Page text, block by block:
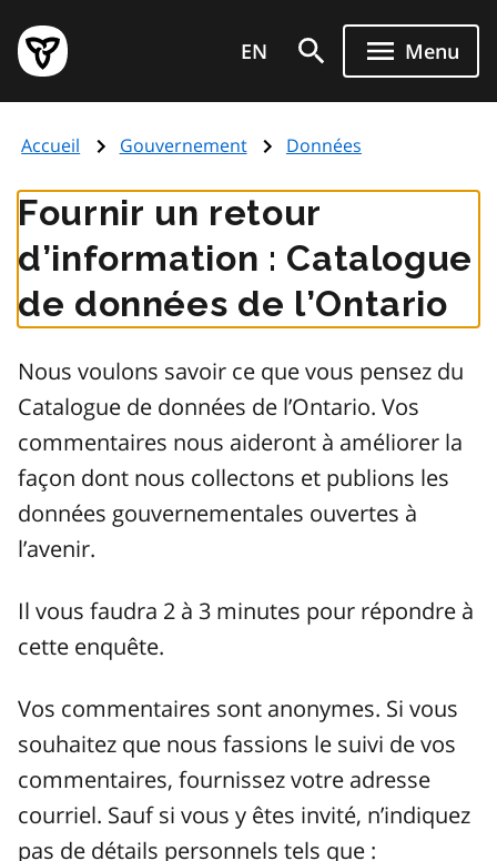
au
contenu
principal
Page
d'accueil
de
EN Menu
Accueil Gouvernement Données
Fournir un retour
d’information : Catalogue
de données de l’Ontario
Nous voulons savoir ce que vous pensez du
Catalogue de données de l’Ontario. Vos
commentaires nous aideront à améliorer la
façon dont nous collectons et publions les
données gouvernementales ouvertes à
l’avenir.
Il vous faudra 2 à 3 minutes pour répondre à
cette enquête.
Vos commentaires sont anonymes. Si vous
souhaitez que nous fassions le suivi de vos
commentaires, fournissez votre adresse
courriel. Sauf si vous y êtes invité, n’indiquez
pas de détails personnels tels que :